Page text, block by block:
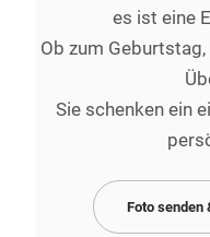
es ist eine
Ob zum
Sie schenken ein
Foto senden